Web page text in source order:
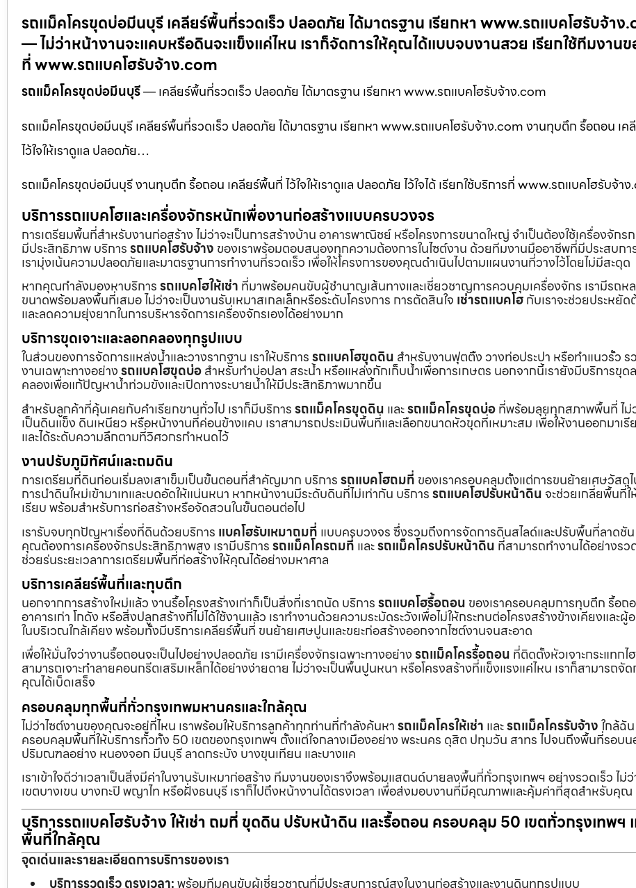
รถแม็คโครขุดบ่อมีนบุรี เคลียร์พื้นที่รวดเร็ว ปลอดภัย ได้มาตรฐาน เรียกหา www.รถแบคโฮรับจ้าง
— ไม่ว่าหน้างานจะแคบหรือดินจะแข็งแค่ไหน เราก็จัดการให้คุณได้แบบจบงานสวย เรียกใช้ทีมงานข
ที่ www.รถแบคโฮรับจ้าง.com
รถแม็คโครขุดบ่อมีนบุรี— เคลียร์พื้นที่รวดเร็ว ปลอดภัย ได้มาตรฐาน เรียกหา www.รถแบคโฮรับจ้าง.com
รถแม็คโครขุดบ่อมีนบุรี เคลียร์พื้นที่รวดเร็ว ปลอดภัย ได้มาตรฐาน เรียกหา www.รถแบคโฮรับจ้าง.com งานทุบตึก รื้อถอน เ
ไว้ใจให้เราดูแล ปลอดภัย…
รถแม็คโครขุดบ่อมีนบุรี งานทุบตึก รื้อถอน เคลียร์พื้นที่ ไว้ใจให้เราดูแล ปลอดภัย ไว้ใจได้ เรียกใช้บริการที่ www.รถแบคโฮรับจ้า
บริการรถแบคโฮและเครื่องจักรหนักเพื่องานก่อสร้างแบบครบวงจร
การเตรียมพื้นที่สำหรับงานก่อสร้าง ไม่ว่าจะเป็นการสร้างบ้าน อาคารพาณิชย์ หรือโครงการขนาดใหญ่ จำเป็นต้องใช้เครื่องจัก
มีประสิทธิภาพ บริการรถแบคโฮรับจ้าง ของเราพร้อมตอบสนองทุกความต้องการในไซต์งาน ด้วยทีมงานมืออาชีพที่มีประสบก
เรามุ่งเน้นความปลอดภัยและมาตรฐานการทำงานที่รวดเร็ว เพื่อให้โครงการของคุณดำเนินไปตามแผนงานที่วางไว้โดยไม่มีสะดุด
หากคุณกำลังมองหาบริการรถแบคโฮให้เช่า ที่มาพร้อมคนขับผู้ชำนาญเส้นทางและเชี่ยวชาญการควบคุมเครื่องจักร เรามีรถห
ขนาดพร้อมลงพื้นที่เสมอ ไม่ว่าจะเป็นงานรับเหมาสเกลเล็กหรือระดับโครงการ การตัดสินใจ เช่ารถแบคโฮกับเราจะช่วยประหยั
และลดความยุ่งยากในการบริหารจัดการเครื่องจักรเองได้อย่างมาก
บริการขุดเจาะและลอกคลองทุกรูปแบบ
ในส่วนของการจัดการแหล่งน้ำและวางรากฐาน เราให้บริการรถแบคโฮขุดดิน สำหรับงานฟุตติ้ง วางท่อประปา หรือทำแนวรั้ว ร
งานเฉพาะทางอย่างรถแบคโฮขุดบ่อสำหรับทำบ่อปลา สระน้ำ หรือแหล่งกักเก็บน้ำเพื่อการเกษตร นอกจากนี้เรายังมีบริการขุด
คลองเพื่อแก้ปัญหาน้ำท่วมขังและเปิดทางระบายน้ำให้มีประสิทธิภาพมากขึ้น
สำหรับลูกค้าที่คุ้นเคยกับคำเรียกขานทั่วไป เราก็มีบริการรถแม็คโครขุดดิน และรถแม็คโครขุดบ่อที่พร้อมลุยทุกสภาพพื้นที่ ไม่
เป็นดินแข็ง ดินเหนียว หรือหน้างานที่ค่อนข้างแคบ เราสามารถประเมินพื้นที่และเลือกขนาดหัวขุดที่เหมาะสม เพื่อให้งานออกมาเรี
และได้ระดับความลึกตามที่วิศวกรกำหนดไว้
งานปรับภูมิทัศน์และถมดิน
การเตรียมที่ดินก่อนเริ่มลงเสาเข็มเป็นขั้นตอนที่สำคัญมาก บริการรถแบคโฮถมที่ ของเราครอบคลุมตั้งแต่การขนย้ายเศษวัสดุ
การนำดินใหม่เข้ามาเทและบดอัดให้แน่นหนา หากหน้างานมีระดับดินที่ไม่เท่ากัน บริการรถแบคโฮปรับหน้าดินจะช่วยเกลี่ยพื้นที่ใ
เรียบ พร้อมสำหรับการก่อสร้างหรือจัดสวนในขั้นตอนต่อไป
เรารับจบทุกปัญหาเรื่องที่ดินด้วยบริการ แบคโฮรับเหมาถมที่ แบบครบวงจร ซึ่งรวมถึงการจัดการดินสไลด์และปรับพื้นที่ลาดชั
คุณต้องการเครื่องจักรประสิทธิภาพสูง เรามีบริการรถแม็คโครถมที่ และรถแม็คโครปรับหน้าดิน ที่สามารถทำงานได้อย่างรว
ช่วยร่นระยะเวลาการเตรียมพื้นที่ก่อสร้างให้คุณได้อย่างมหาศาล
บริการเคลียร์พื้นที่และทุบตึก
นอกจากการสร้างใหม่แล้ว งานรื้อโครงสร้างเก่าก็เป็นสิ่งที่เราถนัด บริการรถแบคโฮรื้อถอน ของเราครอบคลุมการทุบตึก รื้อถ
อาคารเก่า โกดัง หรือสิ่งปลูกสร้างที่ไม่ได้ใช้งานแล้ว เราทำงานด้วยความระมัดระวังเพื่อไม่ให้กระทบต่อโครงสร้างข้างเคียงและผู้
ในบริเวณใกล้เคียง พร้อมทั้งมีบริการเคลียร์พื้นที่ ขนย้ายเศษปูนและขยะก่อสร้างออกจากไซต์งานจนสะอาด
เพื่อให้มั่นใจว่างานรื้อถอนจะเป็นไปอย่างปลอดภัย เรามีเครื่องจักรเฉพาะทางอย่างรถแม็คโครรื้อถอน ที่ติดตั้งหัวเจาะกระแทกไ
สามารถเจาะทำลายคอนกรีตเสริมเหล็กได้อย่างง่ายดาย ไม่ว่าจะเป็นพื้นปูนหนา หรือโครงสร้างที่แข็งแรงแค่ไหน เราก็สามารถจัด
คุณได้เบ็ดเสร็จ
ครอบคลุมทุกพื้นที่ทั่วกรุงเทพมหานครและใกล้คุณ
ไม่ว่าไซต์งานของคุณจะอยู่ที่ไหน เราพร้อมให้บริการลูกค้าทุกท่านที่กำลังค้นหารถแม็คโครให้เช่า และรถแม็คโครรับจ้างใกล้ฉัน
ครอบคลุมพื้นที่ให้บริการทั่วทั้ง 50 เขตของกรุงเทพฯ ตั้งแต่ใจกลางเมืองอย่าง พระนคร ดุสิต ปทุมวัน สาทร ไปจนถึงพื้นที่รอบน
ปริมณฑลอย่าง หนองจอก มีนบุรี ลาดกระบัง บางขุนเทียน และบางแค
เราเข้าใจดีว่าเวลาเป็นสิ่งมีค่าในงานรับเหมาก่อสร้าง ทีมงานของเราจึงพร้อมแสตนด์บายลงพื้นที่ทั่วกรุงเทพฯ อย่างรวดเร็ว ไม่ว่
เขตบางเขน บางกะปิ พญาไท หรือฝั่งธนบุรี เราก็ไปถึงหน้างานได้ตรงเวลา เพื่อส่งมอบงานที่มีคุณภาพและคุ้มค่าที่สุดสำหรับคุณ
บริการรถแบคโฮรับจ้าง ให้เช่า ถมที่ ขุดดิน ปรับหน้าดิน และรื้อถอน ครอบคลุม 50 เขตทั่วกรุงเทพฯ
พื้นที่ใกล้คุณ
จุดเด่นและรายละเอียดการบริการของเรา
บริการรวดเร็ว ตรงเวลา:พร้อมทีมคนขับผู้เชี่ยวชาญที่มีประสบการณ์สูงในงานก่อสร้างและงานดินทุกรูปแบบ